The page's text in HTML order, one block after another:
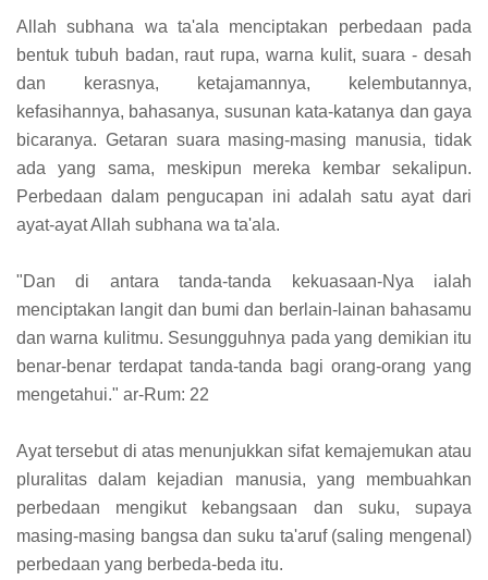
Allah subhana wa ta'ala menciptakan perbedaan pada
bentuk tubuh badan, raut rupa, warna kulit, suara - desah
dan kerasnya, ketajamannya, kelembutannya,
kefasihannya, bahasanya, susunan kata-katanya dan gaya
bicaranya. Getaran suara masing-masing manusia, tidak
ada yang sama, meskipun mereka kembar sekalipun.
Perbedaan dalam pengucapan ini adalah satu ayat dari
ayat-ayat Allah subhana wa ta'ala.
"Dan di antara tanda-tanda kekuasaan-Nya ialah
menciptakan langit dan bumi dan berlain-lainan bahasamu
dan warna kulitmu. Sesungguhnya pada yang demikian itu
benar-benar terdapat tanda-tanda bagi orang-orang yang
mengetahui." ar-Rum: 22
Ayat tersebut di atas menunjukkan sifat kemajemukan atau
pluralitas dalam kejadian manusia, yang membuahkan
perbedaan mengikut kebangsaan dan suku, supaya
masing-masing bangsa dan suku ta'aruf (saling mengenal)
perbedaan yang berbeda-beda itu.